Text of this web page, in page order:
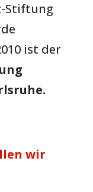
Stiftung
ist der
wir